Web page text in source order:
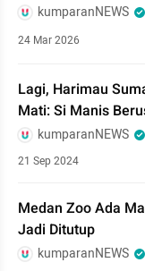
kumparanNEWS
24 Mar 2026
Lagi, Harimau
Mati: Si Manis
kumparanNEWS
21 Sep 2024
Medan Zoo Ada
Jadi Ditutup
kumparanNEWS